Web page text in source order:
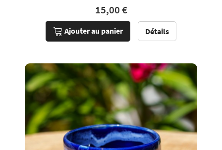
15,00 €
Ajouter au panier Détails